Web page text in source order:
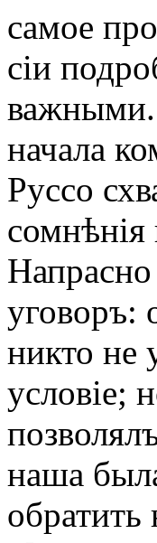
самое
сіи
важными.
начала
Руссо
сомнѣнія
уговоръ:
никто не
условіе;
наша
обратить